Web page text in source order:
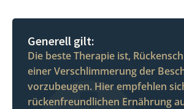
Generell gilt:
Die beste Therapie ist,
einer Verschlimmerung der
vorzubeugen. Hier empfehlen
rückenfreundlichen Ernährung